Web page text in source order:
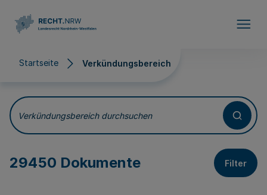
Startseite Verkündungsbereich
Verkündungsbereich
Verkündungsbereich durchsuchen
29450 Dokumente Filter